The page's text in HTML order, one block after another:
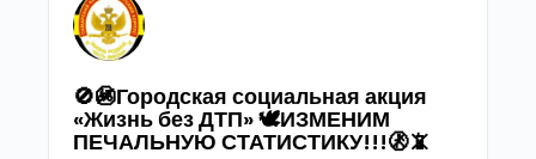
🚫🚳Городская социальная акция
«Жизнь без ДТП» 🕊ИЗМЕНИМ
ПЕЧАЛЬНУЮ СТАТИСТИКУ!!!🚷📵